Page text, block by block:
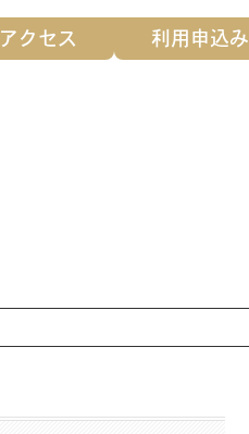
アクセス 利用申込み